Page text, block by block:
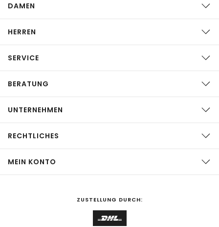
DAMEN
HERREN
SERVICE
BERATUNG
UNTERNEHMEN
RECHTLICHES
MEIN KONTO
ZUSTELLUNG DURCH: